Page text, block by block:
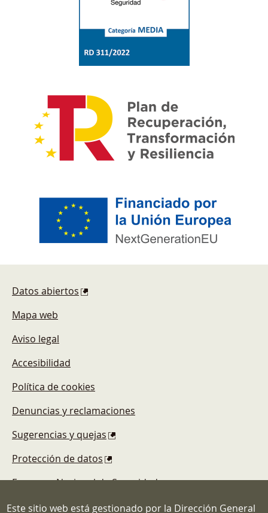
Datos abiertos
Mapa web
Aviso legal
Accesibilidad
Política de cookies
Denuncias y reclamaciones
Sugerencias y quejas
Protección de datos
Esquema Nacional de Seguridad
Este sitio web está gestionado por la Dirección General